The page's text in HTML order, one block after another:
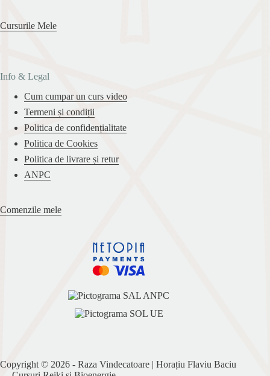
Cursurile Mele
Info & Legal
Cum cumpar un curs video
Termeni și condiții
Politica de confidențialitate
Politica de Cookies
Politica de livrare și retur
ANPC
Comenzile mele
Copyright © 2026 - Raza Vindecatoare | Horațiu Flaviu Baciu